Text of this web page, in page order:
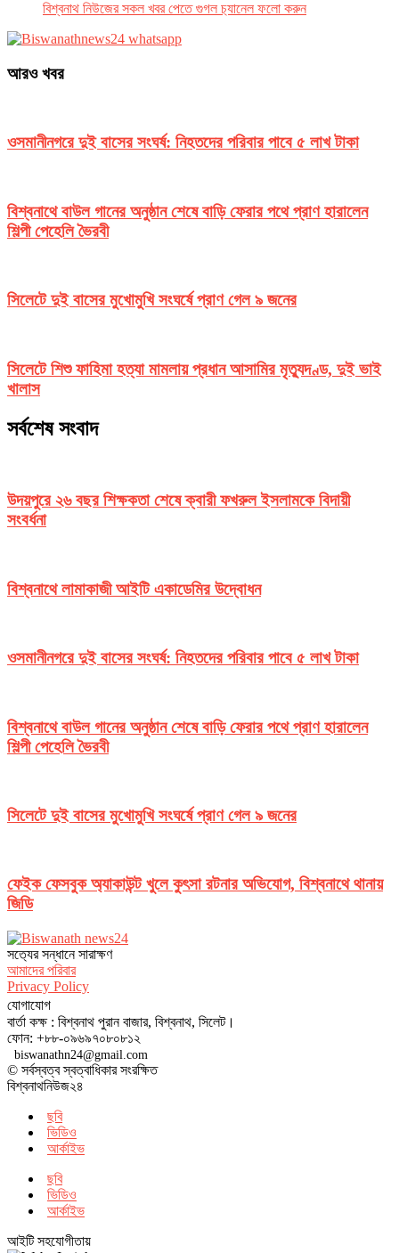
বিশ্বনাথ নিউজের সকল খবর পেতে গুগল চ‌্যানেল ফলো করুন
আরও খবর
ওসমানীনগরে দুই বাসের সংঘর্ষ: নিহতদের পরিবার পাবে ৫ লাখ টাকা
বিশ্বনাথে বাউল গানের অনুষ্ঠান শেষে বাড়ি ফেরার পথে প্রাণ হারালেন
শিল্পী পেহেলি ভৈরবী
সিলেটে দুই বাসের মুখোমুখি সংঘর্ষে প্রাণ গেল ৯ জনের
সিলেটে শিশু ফাহিমা হত্যা মামলায় প্রধান আসামির মৃত্যুদণ্ড, দুই ভাই
খালাস
সর্বশেষ সংবাদ
উদয়পুরে ২৬ বছর শিক্ষকতা শেষে ক্বারী ফখরুল ইসলামকে বিদায়ী
সংবর্ধনা
বিশ্বনাথে লামাকাজী আইটি একাডেমির উদ্বোধন
ওসমানীনগরে দুই বাসের সংঘর্ষ: নিহতদের পরিবার পাবে ৫ লাখ টাকা
বিশ্বনাথে বাউল গানের অনুষ্ঠান শেষে বাড়ি ফেরার পথে প্রাণ হারালেন
শিল্পী পেহেলি ভৈরবী
সিলেটে দুই বাসের মুখোমুখি সংঘর্ষে প্রাণ গেল ৯ জনের
ফেইক ফেসবুক অ্যাকাউন্ট খুলে কুৎসা রটনার অভিযোগ, বিশ্বনাথে থানায়
জিডি
সত‌্যের সন্ধানে সারাক্ষণ
আমাদের পরিবার
Privacy Policy
যোগাযোগ
বার্তা কক্ষ : বিশ্বনাথ পুরান বাজার, বিশ্বনাথ, সিলেট।
ফোন: +৮৮-০৯৬৯৭০৮০৮১২
biswanathn24@gmail.com
© সর্বস্বত্ব স্বত্বাধিকার সংরক্ষিত
বিশ্বনাথনিউজ২৪
ছবি
ভিডিও
আর্কাইভ
ছবি
ভিডিও
আর্কাইভ
আইটি সহযোগীতায়